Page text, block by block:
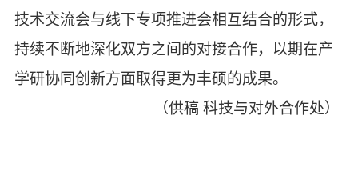
技术交流会与线下专项推进会相互结合的形式，
持续不断地深化双方之间的对接合作，以期在产
学研协同创新方面取得更为丰硕的成果。
（供稿 科技与对外合作处）